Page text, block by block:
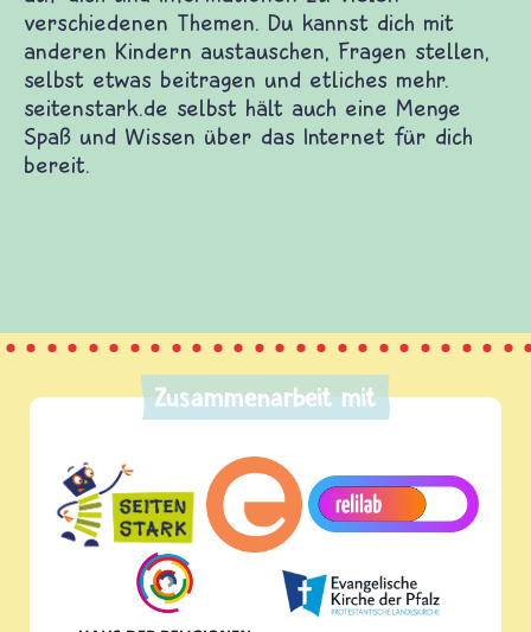
verschiedenen Themen. Du kannst dich mit
anderen Kindern austauschen, Fragen stellen,
selbst etwas beitragen und etliches mehr.
seitenstark.de selbst hält auch eine Menge
Spaß und Wissen über das Internet für dich
bereit.
Zusammenarbeit mit